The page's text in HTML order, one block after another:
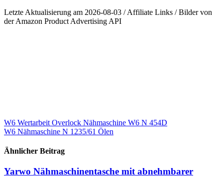
Letzte Aktualisierung am 2026-08-03 / Affiliate Links / Bilder von
der Amazon Product Advertising API
Beitragsnavigation
W6 Wertarbeit Overlock Nähmaschine W6 N 454D
W6 Nähmaschine N 1235/61 Ölen
Ähnlicher Beitrag
Yarwo Nähmaschinentasche mit abnehmbarer